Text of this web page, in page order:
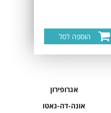
אגרופירון
אונה-דה-גאטו
הוספה לסל